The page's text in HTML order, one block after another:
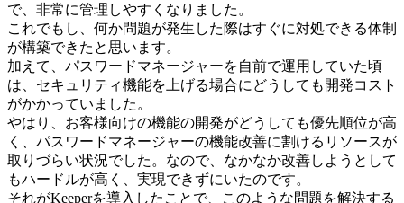
で、非常に管理しやすくなりました。
これでもし、何か問題が発生した際はすぐに対処できる体制
が構築できたと思います。
加えて、パスワードマネージャーを自前で運用していた頃
は、セキュリティ機能を上げる場合にどうしても開発コスト
がかかっていました。
やはり、お客様向けの機能の開発がどうしても優先順位が高
く、パスワードマネージャーの機能改善に割けるリソースが
取りづらい状況でした。なので、なかなか改善しようとして
もハードルが高く、実現できずにいたのです。
それがKeeperを導入したことで、このような問題を解決する